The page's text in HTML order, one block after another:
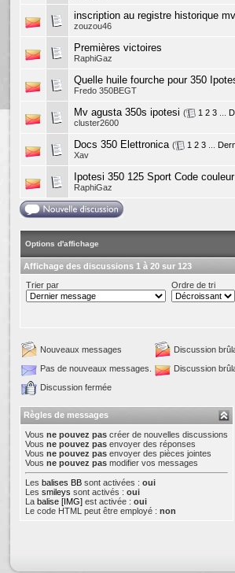
inscription au registre historique
zouzou46
Premières victoires
RaphiGaz
Quelle huile fourche pour 350
Fredo 350BEGT
Mv agusta 350s ipotesi ( 1 2 3
cluster2600
Docs 350 Elettronica ( 1 2 3
Xav
Ipotesi 350 125 Sport Code
RaphiGaz
Options d'affichage
Affichage des discussions 1 à 20 sur 123
Trier par
Ordre de tri
Nouveaux messages
Discussion
Pas de nouveaux messages.
Discussion
Discussion fermée
Règles de messages
Vous ne pouvez pas créer de nouvelles discussions
Vous ne pouvez pas envoyer des réponses
Vous ne pouvez pas envoyer des pièces jointes
Vous ne pouvez pas modifier vos messages
Les balises BB sont activées : oui
Les smileys sont activés : oui
La balise [IMG] est activée : oui
Le code HTML peut être employé : non